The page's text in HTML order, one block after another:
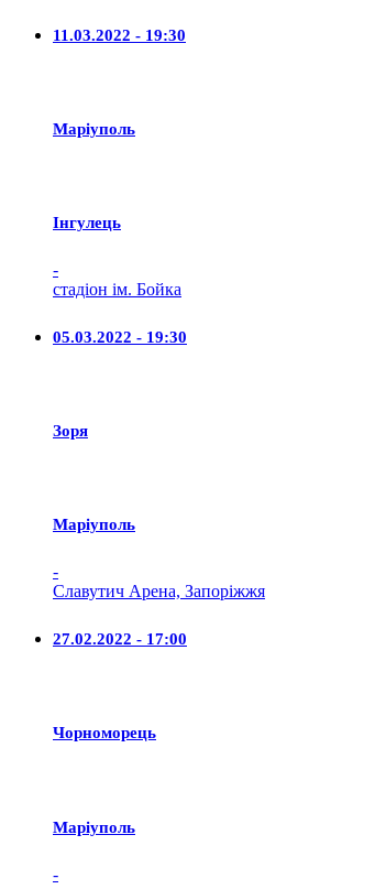
11.03.2022 - 19:30
Маріуполь
Iнгулець
-
стадіон ім. Бойка
05.03.2022 - 19:30
Зоря
Маріуполь
-
Славутич Арена, Запоріжжя
27.02.2022 - 17:00
Чорноморець
Маріуполь
-